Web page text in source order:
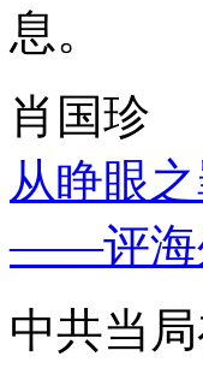
息。
肖国珍
从睁眼
——评海
中共当